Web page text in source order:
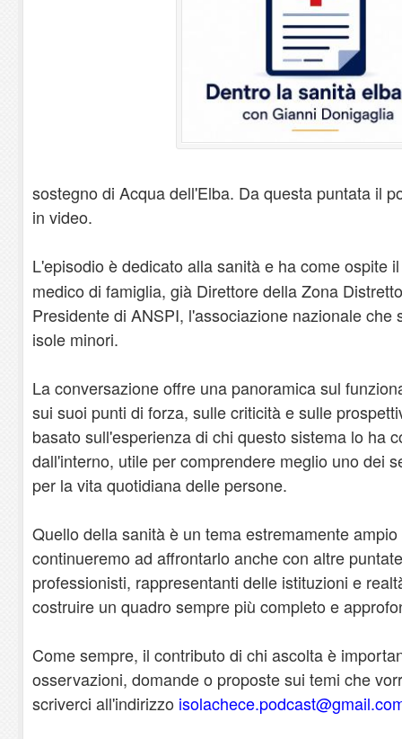
sostegno di Acqua dell'Elba. Da questa puntata il
in video.
L'episodio è dedicato alla sanità e ha come ospite
medico di famiglia, già Direttore della Zona
Presidente di ANSPI, l'associazione nazionale che
isole minori.
La conversazione offre una panoramica sul
sui suoi punti di forza, sulle criticità e sulle
basato sull'esperienza di chi questo sistema lo ha
dall'interno, utile per comprendere meglio uno dei
per la vita quotidiana delle persone.
Quello della sanità è un tema estremamente
continueremo ad affrontarlo anche con altre
professionisti, rappresentanti delle istituzioni e
costruire un quadro sempre più completo e
Come sempre, il contributo di chi ascolta è
osservazioni, domande o proposte sui temi che
scriverci all'indirizzo